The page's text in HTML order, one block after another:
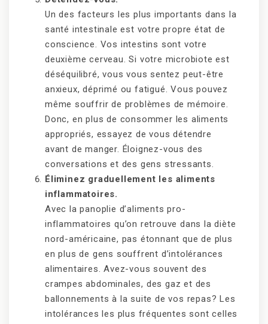
Un des facteurs les plus importants dans la
santé intestinale est votre propre état de
conscience. Vos intestins sont votre
deuxième cerveau. Si votre microbiote est
déséquilibré, vous vous sentez peut-être
anxieux, déprimé ou fatigué. Vous pouvez
même souffrir de problèmes de mémoire.
Donc, en plus de consommer les aliments
appropriés, essayez de vous détendre
avant de manger. Éloignez-vous des
conversations et des gens stressants.
Éliminez graduellement les aliments
inflammatoires.
Avec la panoplie d’aliments pro-
inflammatoires qu’on retrouve dans la diète
nord-américaine, pas étonnant que de plus
en plus de gens souffrent d’intolérances
alimentaires. Avez-vous souvent des
crampes abdominales, des gaz et des
ballonnements à la suite de vos repas? Les
intolérances les plus fréquentes sont celles